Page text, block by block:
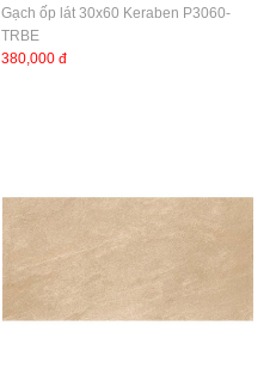
Gạch ốp lát 30x60 Keraben P3060-
TRBE
380,000 đ